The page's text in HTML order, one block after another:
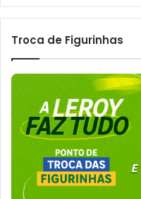
Troca de Figurinhas